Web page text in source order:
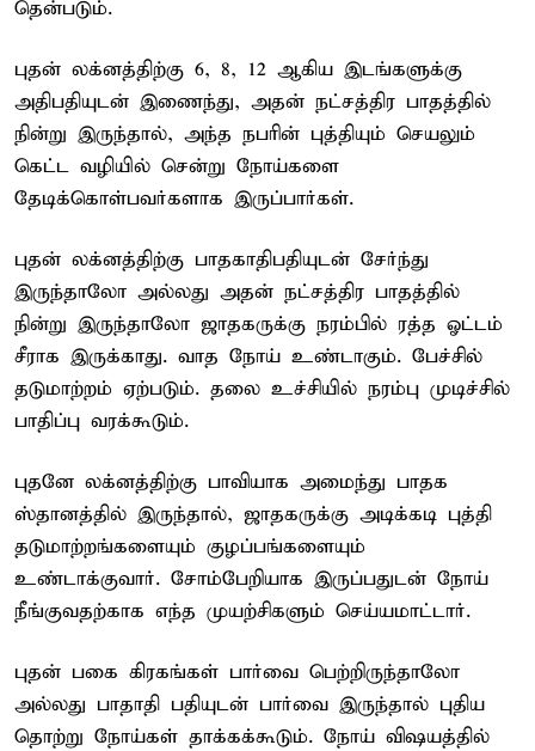
தென்படும்.
புதன் லக்னத்திற்கு 6, 8, 12 ஆகிய இடங்களுக்கு
அதிபதியுடன் இணைந்து, அதன் நட்சத்திர பாதத்தில்
நின்று இருந்தால், அந்த நபரின் புத்தியும் செயலும்
கெட்ட வழியில் சென்று நோய்களை
தேடிக்கொள்பவர்களாக இருப்பார்கள்.
புதன் லக்னத்திற்கு பாதகாதிபதியுடன் சேர்ந்து
இருந்தாலோ அல்லது அதன் நட்சத்திர பாதத்தில்
நின்று இருந்தாலோ ஜாதகருக்கு நரம்பில் ரத்த ஓட்டம்
சீராக இருக்காது. வாத நோய் உண்டாகும். பேச்சில்
தடுமாற்றம் ஏற்படும். தலை உச்சியில் நரம்பு முடிச்சில்
பாதிப்பு வரக்கூடும்.
புதனே லக்னத்திற்கு பாவியாக அமைந்து பாதக
ஸ்தானத்தில் இருந்தால், ஜாதகருக்கு அடிக்கடி புத்தி
தடுமாற்றங்களையும் குழப்பங்களையும்
உண்டாக்குவார். சோம்பேறியாக இருப்பதுடன் நோய்
நீங்குவதற்காக எந்த முயற்சிகளும் செய்யமாட்டார்.
புதன் பகை கிரகங்கள் பார்வை பெற்றிருந்தாலோ
அல்லது பாதாதி பதியுடன் பார்வை இருந்தால் புதிய
தொற்று நோய்கள் தாக்கக்கூடும். நோய் விஷயத்தில்